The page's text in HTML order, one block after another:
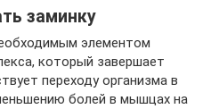
заминку
элементом
который завершает
переходу организма в
болей в мышцах на